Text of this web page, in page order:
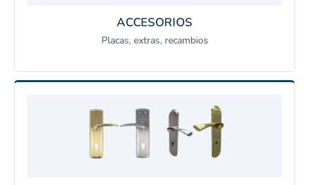
ACCESORIOS
Placas, extras, recambios